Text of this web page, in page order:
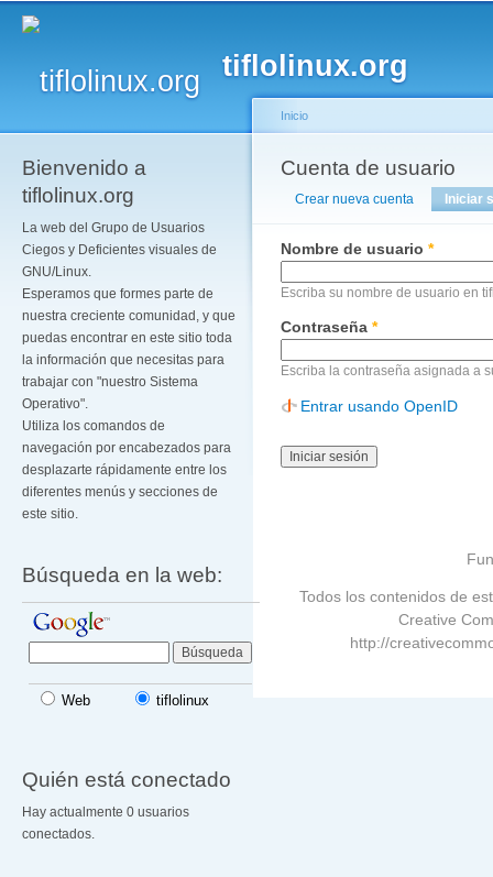
tiflolinux.org
Bienvenido a
tiflolinux.org
La web del Grupo de Usuarios
Ciegos y Deficientes visuales de
GNU/Linux.
Esperamos que formes parte de
nuestra creciente comunidad, y que
puedas encontrar en este sitio toda
la información que necesitas para
trabajar con "nuestro Sistema
Operativo".
Utiliza los comandos de
navegación por encabezados para
desplazarte rápidamente entre los
diferentes menús y secciones de
este sitio.
Búsqueda en la web:
Web tiflolinux
Quién está conectado
Hay actualmente 0 usuarios
conectados.
Se encuentra usted
Inicio
Cuenta de usuario
Solapas principales
Crear nueva cuenta Iniciar
Nombre de usuario *
Escriba su nombre de usuario en
Contraseña *
Escriba la contraseña asignada a
Entrar usando OpenID
Todos los contenidos de
Creative
http://